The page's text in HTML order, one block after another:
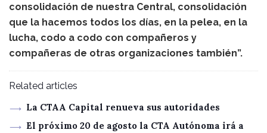
consolidación de nuestra Central, consolidación
que la hacemos todos los días, en la pelea, en la
lucha, codo a codo con compañeros y
compañeras de otras organizaciones también”.
Related articles
La CTAA Capital renueva sus autoridades
El próximo 20 de agosto la CTA Autónoma irá a